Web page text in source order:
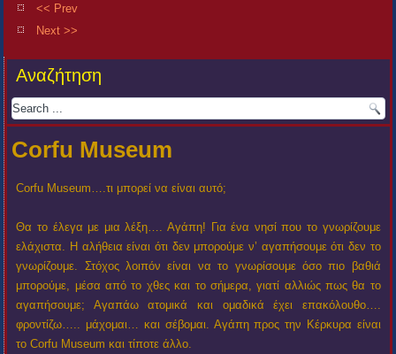
<< Prev
Next >>
Αναζήτηση
Corfu Museum
Corfu Museum….τι μπορεί να είναι αυτό;
Θα το έλεγα με μια λέξη…. Αγάπη! Για ένα νησί που το γνωρίζουμε
ελάχιστα. Η αλήθεια είναι ότι δεν μπορούμε ν’ αγαπήσουμε ότι δεν το
γνωρίζουμε. Στόχος λοιπόν είναι να το γνωρίσουμε όσο πιο βαθιά
μπορούμε, μέσα από το χθες και το σήμερα, γιατί αλλιώς πως θα το
αγαπήσουμε; Αγαπάω ατομικά και ομαδικά έχει επακόλουθο….
φροντίζω….. μάχομαι… και σέβομαι. Αγάπη προς την Κέρκυρα είναι
το Corfu Museum και τίποτε άλλο.